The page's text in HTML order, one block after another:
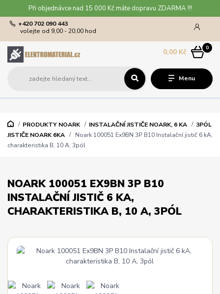
Při objednávce nad 15 000 Kč máte dopravu ZDARMA !!!
Menu
+420 702 090 443
volejte od 9,00 - 20,00 hod
0
0,00 Kč
PRODUKTY NOARK INSTALAČNÍ JISTIČE NOARK, 6 KA
3PÓL
JISTIČE NOARK 6KA
Noark 100051 Ex9BN 3P B10 Instalační jistič 6 kA,
charakteristika B, 10 A, 3pól
NOARK 100051 EX9BN 3P B10
INSTALAČNÍ JISTIČ 6 KA,
CHARAKTERISTIKA B, 10 A, 3PÓL